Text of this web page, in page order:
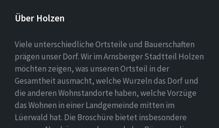
Über Holzen
Viele unterschiedliche Ortsteile und Bauerschaften
prägen unser Dorf. Wir im Arnsberger Stadtteil Holzen
möchten zeigen, was unseren Ortsteil in der
Gesamtheit ausmacht, welche Wurzeln das Dorf und
die anderen Wohnstandorte haben, welche Vorzüge
das Wohnen in einer Landgemeinde mitten im
Lüerwald hat. Die Broschüre bietet insbesondere